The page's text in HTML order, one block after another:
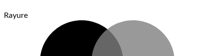
Rayure